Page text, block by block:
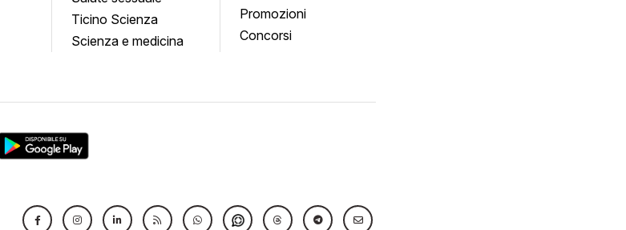
Ticino Scienza
Scienza e medicina
Promozioni
Concorsi